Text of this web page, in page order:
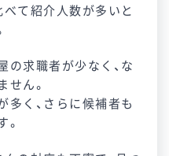
て紹介人数が多いと
求職者が少なく、な
ん。
く、さらに候補者も